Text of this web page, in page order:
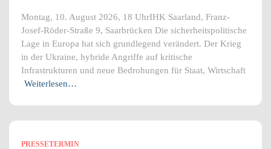
Montag, 10. August 2026, 18 UhrIHK Saarland, Franz-
Josef-Röder-Straße 9, Saarbrücken Die sicherheitspolitische
Lage in Europa hat sich grundlegend verändert. Der Krieg
in der Ukraine, hybride Angriffe auf kritische
Infrastrukturen und neue Bedrohungen für Staat, Wirtschaft
Weiterlesen…
PRESSETERMIN